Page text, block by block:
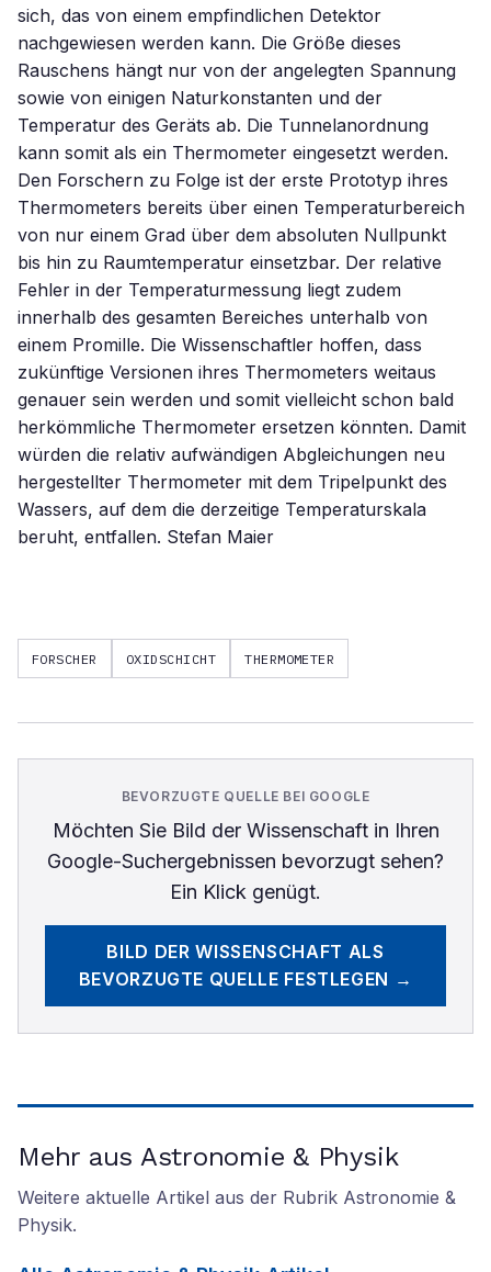
sich, das von einem empfindlichen Detektor
nachgewiesen werden kann. Die Größe dieses
Rauschens hängt nur von der angelegten Spannung
sowie von einigen Naturkonstanten und der
Temperatur des Geräts ab. Die Tunnelanordnung
kann somit als ein Thermometer eingesetzt werden.
Den Forschern zu Folge ist der erste Prototyp ihres
Thermometers bereits über einen Temperaturbereich
von nur einem Grad über dem absoluten Nullpunkt
bis hin zu Raumtemperatur einsetzbar. Der relative
Fehler in der Temperaturmessung liegt zudem
innerhalb des gesamten Bereiches unterhalb von
einem Promille. Die Wissenschaftler hoffen, dass
zukünftige Versionen ihres Thermometers weitaus
genauer sein werden und somit vielleicht schon bald
herkömmliche Thermometer ersetzen könnten. Damit
würden die relativ aufwändigen Abgleichungen neu
hergestellter Thermometer mit dem Tripelpunkt des
Wassers, auf dem die derzeitige Temperaturskala
beruht, entfallen. Stefan Maier
FORSCHER OXIDSCHICHT THERMOMETER
BEVORZUGTE QUELLE BEI GOOGLE
Möchten Sie Bild der Wissenschaftin Ihren
Google-Suchergebnissen bevorzugt sehen?
Ein Klick genügt.
BILD DER WISSENSCHAFT ALS
BEVORZUGTE QUELLE FESTLEGEN →
Mehr aus Astronomie & Physik
Weitere aktuelle Artikel aus der Rubrik Astronomie &
Physik.